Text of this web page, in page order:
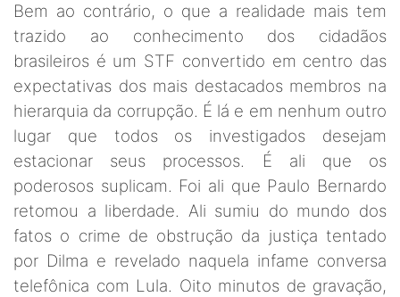
Bem ao contrário, o que a realidade mais tem
trazido ao conhecimento dos cidadãos
brasileiros é um STF convertido em centro das
expectativas dos mais destacados membros na
hierarquia da corrupção. É lá e em nenhum outro
lugar que todos os investigados desejam
estacionar seus processos. É ali que os
poderosos suplicam. Foi ali que Paulo Bernardo
retomou a liberdade. Ali sumiu do mundo dos
fatos o crime de obstrução da justiça tentado
por Dilma e revelado naquela infame conversa
telefônica com Lula. Oito minutos de gravação,